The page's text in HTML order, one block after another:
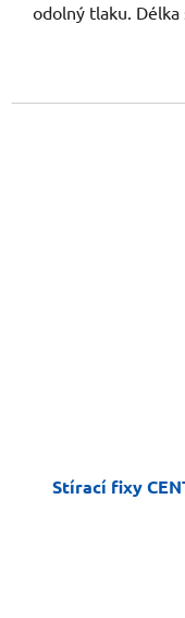
odolný tlaku.
Stírací fixy